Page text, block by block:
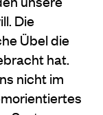
Die
Übel die
hat.
nicht im